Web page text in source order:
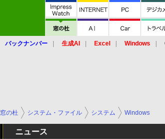
バックナンバー 生成AI Excel Windows
窓の杜 システム・ファイル システム Windows
ニュース